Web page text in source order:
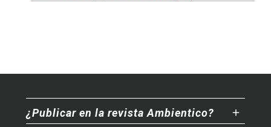
¿Publicar en la revista Ambientico?